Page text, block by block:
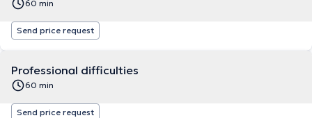
60 min
Send price request
Professional difficulties
60 min
Send price request